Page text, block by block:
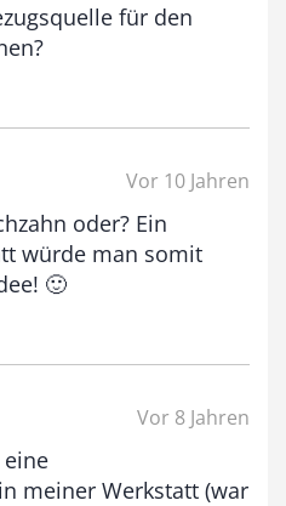
für den
Vor 10 Jahren
oder? Ein
würde man somit
🙂
Vor 8 Jahren
eine
meiner Werkstatt (war